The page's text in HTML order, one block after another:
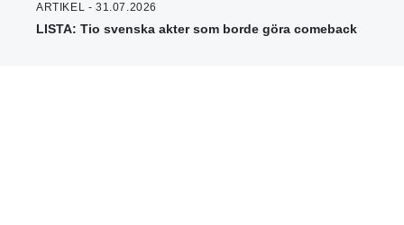
ARTIKEL - 31.07.2026
LISTA: Tio svenska akter som borde göra comeback